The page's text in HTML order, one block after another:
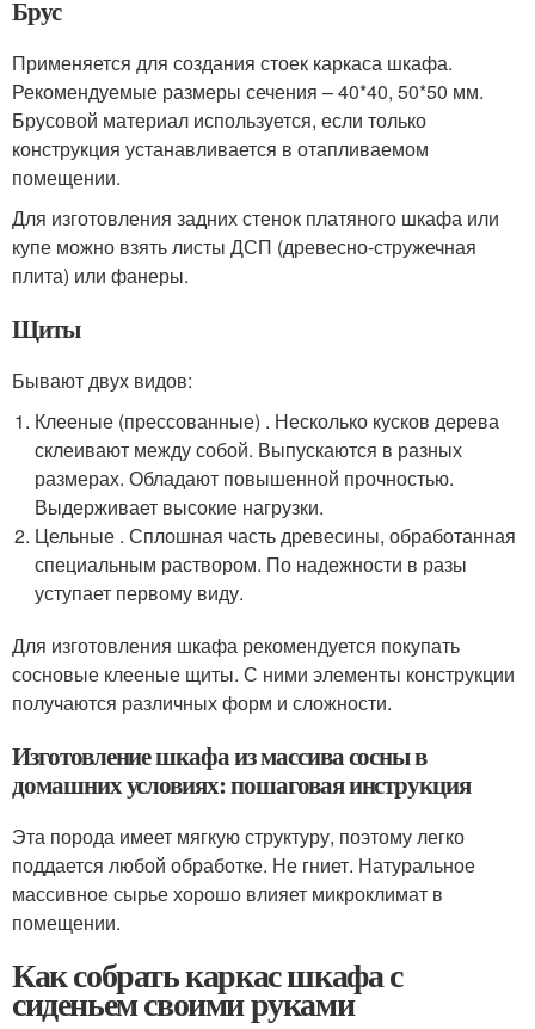
Брус
Применяется для создания стоек каркаса шкафа.
Рекомендуемые размеры сечения – 40*40, 50*50 мм.
Брусовой материал используется, если только
конструкция устанавливается в отапливаемом
помещении.
Для изготовления задних стенок платяного шкафа или
купе можно взять листы ДСП (древесно-стружечная
плита) или фанеры.
Щиты
Бывают двух видов:
Клееные (прессованные) . Несколько кусков дерева
склеивают между собой. Выпускаются в разных
размерах. Обладают повышенной прочностью.
Выдерживает высокие нагрузки.
Цельные . Сплошная часть древесины, обработанная
специальным раствором. По надежности в разы
уступает первому виду.
Для изготовления шкафа рекомендуется покупать
сосновые клееные щиты. С ними элементы конструкции
получаются различных форм и сложности.
Изготовление шкафа из массива сосны в
домашних условиях: пошаговая инструкция
Эта порода имеет мягкую структуру, поэтому легко
поддается любой обработке. Не гниет. Натуральное
массивное сырье хорошо влияет микроклимат в
помещении.
Как собрать каркас шкафа с
сиденьем своими руками